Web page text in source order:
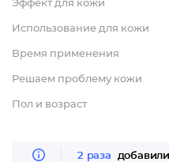
Эффект для кожи
Использование для кожи
Время применения
Решаем проблему кожи
Пол и возраст
2 раза